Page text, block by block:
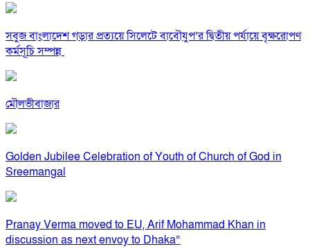
সবুজ বাংলাদেশ গড়ার প্রত্যয়ে সিলেটে বাবৌযুপ’র দ্বিতীয় পর্যায়ে বৃক্ষরোপণ
কর্মসূচি সম্পন্ন
মৌলভীবাজার
Golden Jubilee Celebration of Youth of Church of God in
Sreemangal
Pranay Verma moved to EU, Arif Mohammad Khan in
discussion as next envoy to Dhaka”